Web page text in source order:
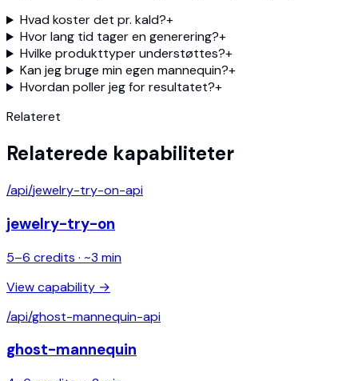
Hvad koster det pr. kald?+
Hvor lang tid tager en generering?+
Hvilke produkttyper understøttes?+
Kan jeg bruge min egen mannequin?+
Hvordan poller jeg for resultatet?+
Relateret
Relaterede kapabiliteter
/api/jewelry-try-on-api
jewelry-try-on
5–6 credits · ~3 min
View capability →
/api/ghost-mannequin-api
ghost-mannequin